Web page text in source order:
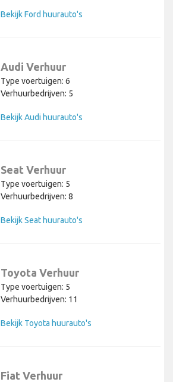
Bekijk Ford huurauto's
Audi Verhuur
Type voertuigen: 6
Verhuurbedrijven: 5
Bekijk Audi huurauto's
Seat Verhuur
Type voertuigen: 5
Verhuurbedrijven: 8
Bekijk Seat huurauto's
Toyota Verhuur
Type voertuigen: 5
Verhuurbedrijven: 11
Bekijk Toyota huurauto's
Fiat Verhuur